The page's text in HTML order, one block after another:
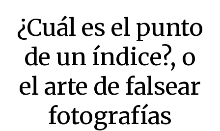
¿Cuál es el punto
de un índice?, o
el arte de falsear
fotografías